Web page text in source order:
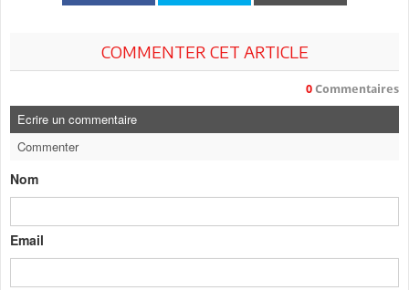
COMMENTER CET ARTICLE
0 Commentaires
Ecrire un commentaire
Commenter
Nom
Email